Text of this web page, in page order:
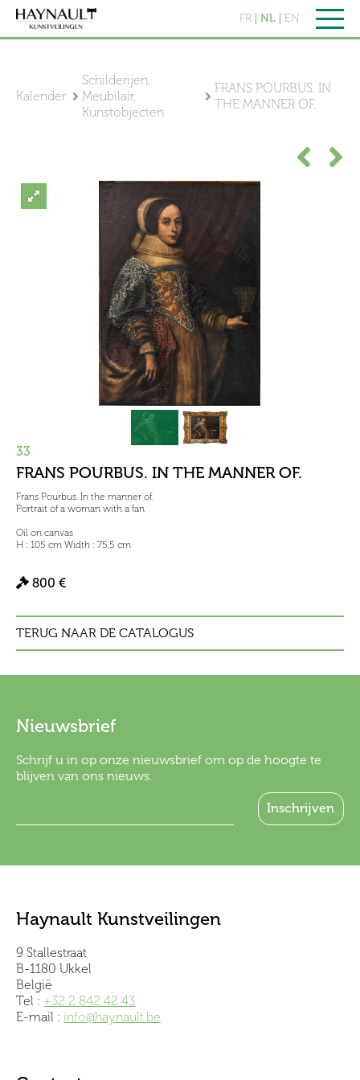
FR NL EN
Kalender
Schilderijen,
Meubilair,
Kunstobjecten
FRANS POURBUS. IN
THE MANNER OF.
33
FRANS POURBUS. IN THE MANNER OF.
Frans Pourbus. In the manner of.
Portrait of a woman with a fan
Oil on canvas
H : 105 cm Width : 75,5 cm
800 €
TERUG NAAR DE CATALOGUS
Nieuwsbrief
Schrijf u in op onze nieuwsbrief om op de hoogte te
blijven van ons nieuws.
Haynault Kunstveilingen
9 Stallestraat
B-1180 Ukkel
België
Tel : +32 2 842 42 43
E-mail : info@haynault.be